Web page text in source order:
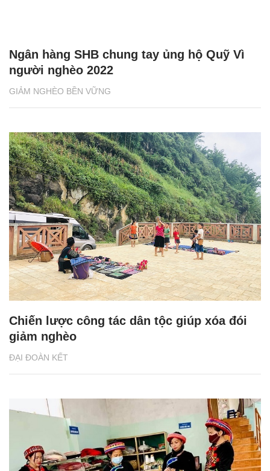
GIẢM NGHÈO BỀN VỮNG
Ngân hàng SHB chung tay ủng hộ Quỹ Vì
người nghèo 2022
ĐẠI ĐOÀN KẾT
Chiến lược công tác dân tộc giúp xóa đói
giảm nghèo